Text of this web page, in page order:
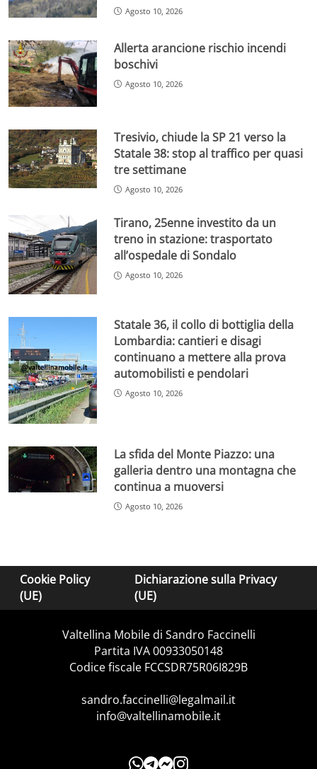
Agosto 10, 2026
Allerta arancione rischio incendi
boschivi
Agosto 10, 2026
Tresivio, chiude la SP 21 verso la
Statale 38: stop al traffico per quasi
tre settimane
Agosto 10, 2026
Tirano, 25enne investito da un
treno in stazione: trasportato
all’ospedale di Sondalo
Agosto 10, 2026
Statale 36, il collo di bottiglia della
Lombardia: cantieri e disagi
continuano a mettere alla prova
automobilisti e pendolari
Agosto 10, 2026
La sfida del Monte Piazzo: una
galleria dentro una montagna che
continua a muoversi
Agosto 10, 2026
Cookie Policy
(UE)
Dichiarazione sulla Privacy
(UE)
Valtellina Mobile di Sandro Faccinelli
Partita IVA 00933050148
Codice fiscale FCCSDR75R06I829B
sandro.faccinelli@legalmail.it
info@valtellinamobile.it